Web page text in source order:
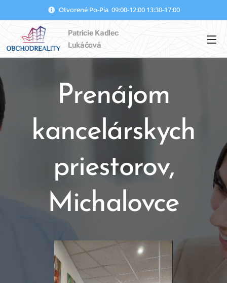
Otvorené Po-Pia 09:00-12:00 13:30-17:00
Patricie Kadlec
Lukáčová
Prenájom
kancelárskych
priestorov,
Michalovce